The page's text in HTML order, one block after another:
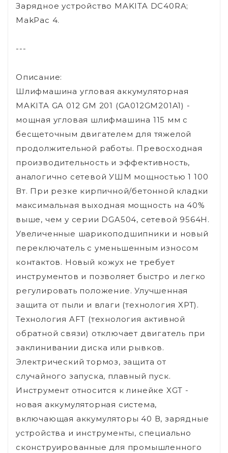
Зарядное устройство MAKITA DC40RA;
MakPac 4.
---
Описание:
Шлифмашина угловая аккумуляторная
MAKITA GA 012 GM 201 (GA012GM201A1) -
мощная угловая шлифмашина 115 мм с
бесщеточным двигателем для тяжелой
продолжительной работы. Превосходная
производительность и эффективность,
аналогично сетевой УШМ мощностью 1 100
Вт. При резке кирпичной/бетонной кладки
максимальная выходная мощность на 40%
выше, чем у серии DGA504, сетевой 9564H.
Увеличенные шарикоподшипники и новый
переключатель с уменьшенным износом
контактов. Новый кожух не требует
инструментов и позволяет быстро и легко
регулировать положение. Улучшенная
защита от пыли и влаги (технология XPT).
Технология AFT (технология активной
обратной связи) отключает двигатель при
заклинивании диска или рывков.
Электрический тормоз, защита от
случайного запуска, плавный пуск.
Инструмент относится к линейке XGT -
новая аккумуляторная система,
включающая аккумуляторы 40 В, зарядные
устройства и инструменты, специально
сконструированные для промышленного